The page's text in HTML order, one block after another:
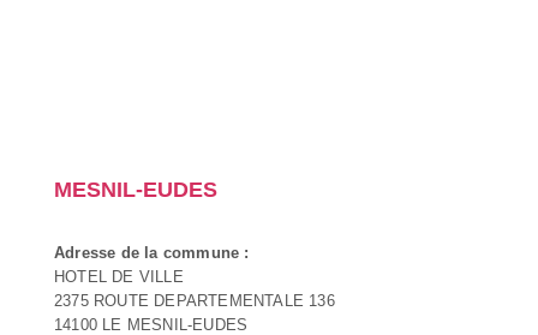
MESNIL-EUDES
Adresse de la commune :
HOTEL DE VILLE
2375 ROUTE DEPARTEMENTALE 136
14100 LE MESNIL-EUDES